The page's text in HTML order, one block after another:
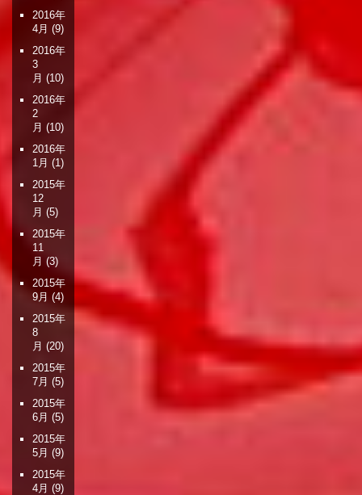
2016年
4月 (9)
2016年
3
月 (10)
2016年
2
月 (10)
2016年
1月 (1)
2015年
12
月 (5)
2015年
11
月 (3)
2015年
9月 (4)
2015年
8
月 (20)
2015年
7月 (5)
2015年
6月 (5)
2015年
5月 (9)
2015年
4月 (9)